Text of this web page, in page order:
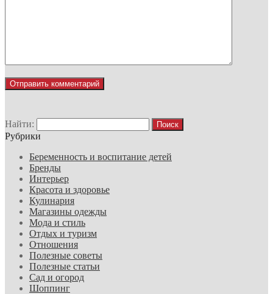
Найти:
Рубрики
Беременность и воспитание детей
Бренды
Интерьер
Красота и здоровье
Кулинария
Магазины одежды
Мода и стиль
Отдых и туризм
Отношения
Полезные советы
Полезные статьи
Сад и огород
Шоппинг